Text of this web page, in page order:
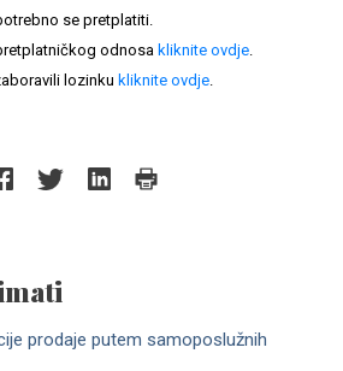
se pretplatiti.
odnosa kliknite ovdje.
lozinku kliknite ovdje.
prodaje putem samoposlužnih